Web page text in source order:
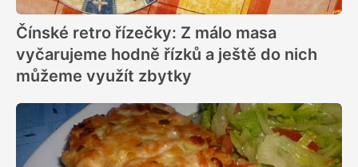
Čínské retro řízečky: Z málo masa
vyčarujeme hodně řízků a ještě do nich
můžeme využít zbytky